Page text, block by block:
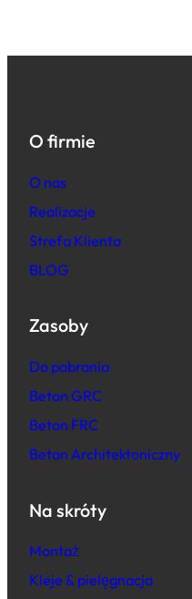
O firmie
O nas
Realizacje
Strefa Klienta
BLOG
Zasoby
Do pobrania
Beton GRC
Beton FRC
Beton Architektoniczny
Na skróty
Montaż
Kleje & pielęgnacja